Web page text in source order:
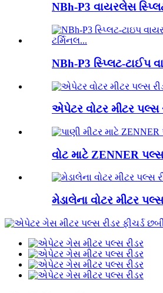
NBh-P3 વાયરલેસ
NBh-P3 સ્પ્લિટ-ટાઈપ
એપેટર વોટર મીટર પલ્સ
વોટ માટે ZENNER પલ્સ
મેડાલેના વોટર મીટર